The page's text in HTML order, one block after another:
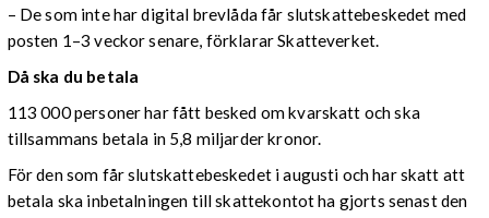
– De som inte har digital brevlåda får slutskattebeskedet med
posten 1–3 veckor senare, förklarar Skatteverket.
Då ska du betala
113 000 personer har fått besked om kvarskatt och ska
tillsammans betala in 5,8 miljarder kronor.
För den som får slutskattebeskedet i augusti och har skatt att
betala ska inbetalningen till skattekontot ha gjorts senast den